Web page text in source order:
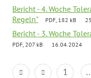
Bericht - 4. Woche
Regeln"
PDF, 182 kB
Bericht - 3. Woche
PDF, 207 kB 16.04.2024
1